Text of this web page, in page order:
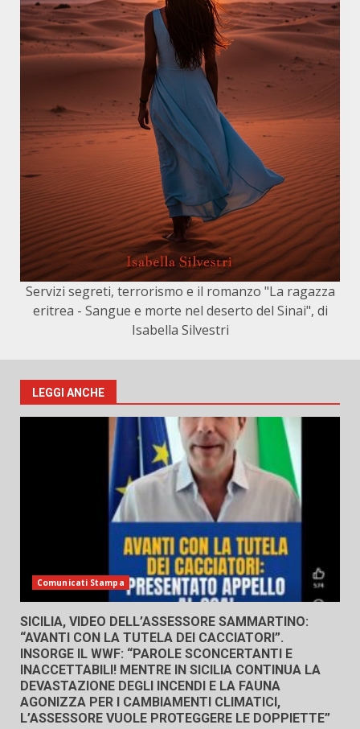
Servizi segreti, terrorismo e il romanzo "La ragazza
eritrea - Sangue e morte nel deserto del Sinai", di
Isabella Silvestri
LEGGI ANCHE
Comunicati Stampa
SICILIA, VIDEO DELL’ASSESSORE SAMMARTINO:
“AVANTI CON LA TUTELA DEI CACCIATORI”.
INSORGE IL WWF: “PAROLE SCONCERTANTI E
INACCETTABILI! MENTRE IN SICILIA CONTINUA LA
DEVASTAZIONE DEGLI INCENDI E LA FAUNA
AGONIZZA PER I CAMBIAMENTI CLIMATICI,
L’ASSESSORE VUOLE PROTEGGERE LE DOPPIETTE”